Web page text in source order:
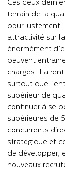
Ces deux
terrain de la
pour justement
attractivité sur
énormément
peuvent
charges. La
surtout que
supérieur de
continuer à se
supérieures de
concurrents
stratégique et
de développer,
nouveaux